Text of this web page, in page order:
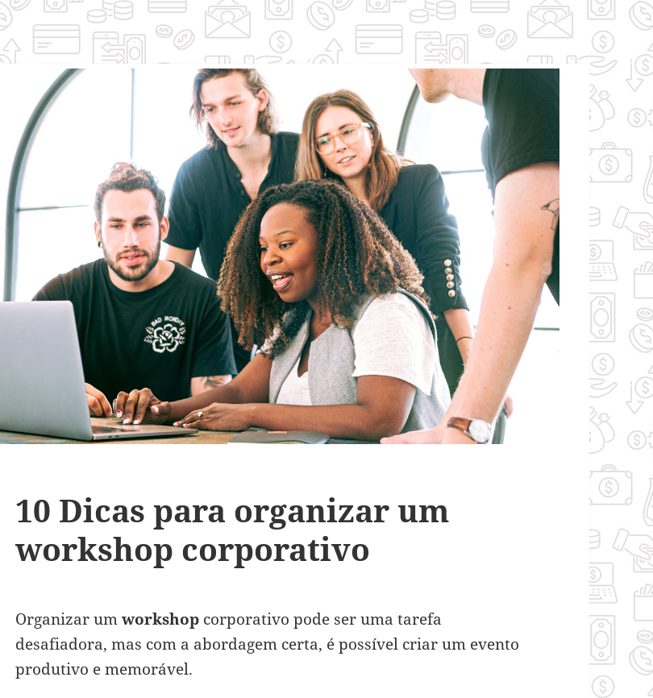
10 Dicas para organizar um
workshop corporativo
Organizar umworkshop corporativo pode ser uma tarefa
desafiadora, mas com a abordagem certa, é possível criar um evento
produtivo e memorável.